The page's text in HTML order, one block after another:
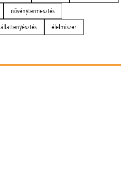
növénytermesztés
állattenyésztés élelmiszer